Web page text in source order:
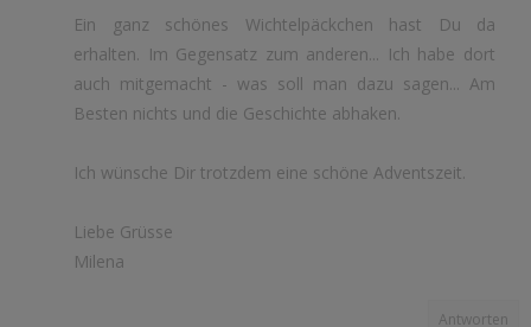
Ein ganz schönes Wichtelpäckchen hast Du da
erhalten. Im Gegensatz zum anderen... Ich habe dort
auch mitgemacht - was soll man dazu sagen... Am
Besten nichts und die Geschichte abhaken.
Ich wünsche Dir trotzdem eine schöne Adventszeit.
Liebe Grüsse
Milena
Antworten